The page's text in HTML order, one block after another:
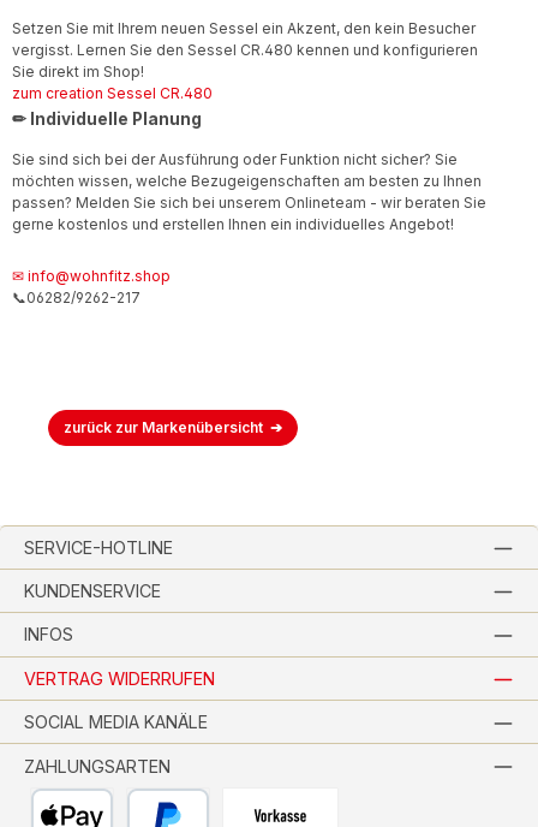
Setzen Sie mit Ihrem neuen Sessel ein Akzent, den kein Besucher
vergisst. Lernen Sie den Sessel CR.480 kennen und konfigurieren
Sie direkt im Shop!
zum creation Sessel CR.480
✏ Individuelle Planung
Sie sind sich bei der Ausführung oder Funktion nicht sicher? Sie
möchten wissen, welche Bezugeigenschaften am besten zu Ihnen
passen? Melden Sie sich bei unserem Onlineteam - wir beraten Sie
gerne kostenlos und erstellen Ihnen ein individuelles Angebot!
✉ info@wohnfitz.shop
📞06282/9262-217
zurück zur Markenübersicht
SERVICE-HOTLINE
KUNDENSERVICE
INFOS
VERTRAG WIDERRUFEN
ZAHLUNGSARTEN
SOCIAL MEDIA KANÄLE